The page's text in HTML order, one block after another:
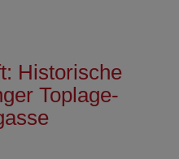
Historische
Toplage-